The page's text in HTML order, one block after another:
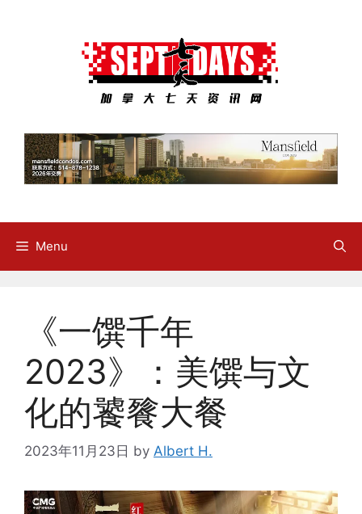
Menu
《一馔千年
2023》：美馔与文
化的饕餮大餐
2023年11月23日 by Albert H.